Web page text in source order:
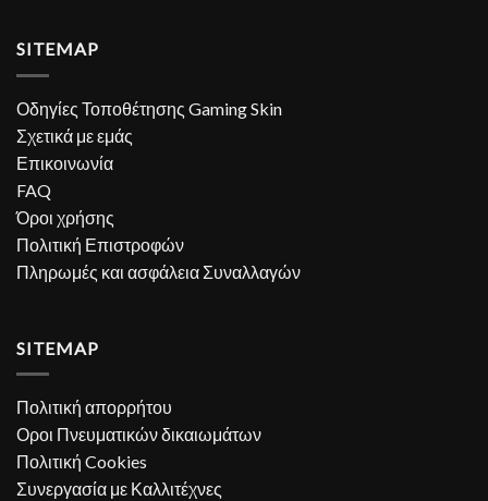
SITEMAP
Οδηγίες Τοποθέτησης Gaming Skin
Σχετικά με εμάς
Επικοινωνία
FAQ
Όροι χρήσης
Πολιτική Επιστροφών
Πληρωμές και ασφάλεια Συναλλαγών
SITEMAP
Πολιτική απορρήτου
Οροι Πνευματικών δικαιωμάτων
Πολιτική Cookies
Συνεργασία με Καλλιτέχνες